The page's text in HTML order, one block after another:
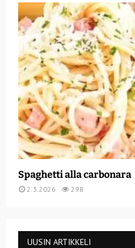
Spaghetti alla carbonara
2.3.2026 298
UUSIN ARTIKKELI